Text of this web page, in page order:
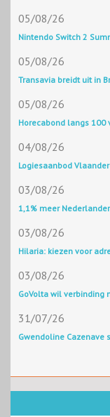
05/08/26
Nintendo Switch 2
05/08/26
Transavia breidt uit in
05/08/26
Horecabond langs 100
04/08/26
Logiesaanbod
03/08/26
1,1% meer
03/08/26
Hilaria: kiezen voor
03/08/26
GoVolta wil verbinding
31/07/26
Gwendoline Cazenave